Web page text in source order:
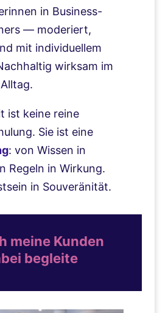
in Business-
— moderiert,
mit individuellem
wirksam im
ist keine reine
Sie ist eine
: von Wissen in
Regeln in Wirkung.
in Souveränität.
meine Kunden
begleite